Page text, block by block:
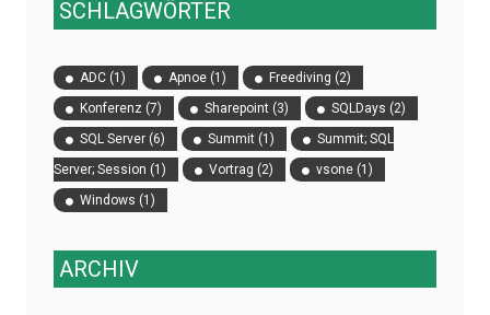
SCHLAGWÖRTER
ADC (1) Apnoe (1) Freediving (2)
Konferenz (7) Sharepoint (3) SQLDays (2)
SQL Server (6) Summit (1)
Summit; SQL
Server; Session (1) Vortrag (2) vsone (1)
Windows (1)
ARCHIV